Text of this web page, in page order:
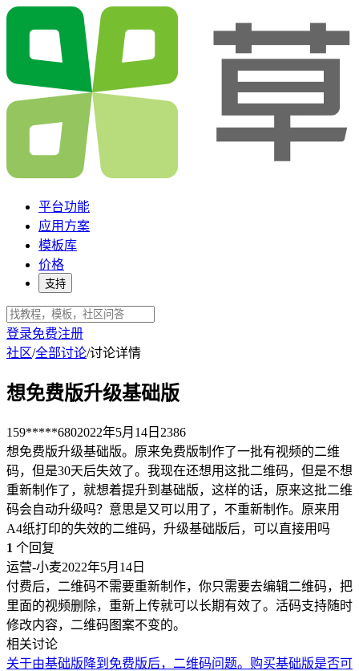
平台功能
应用方案
模板库
价格
支持
登录免费注册
社区/全部讨论/讨论详情
想免费版升级基础版
159*****6802022年5月14日 2386
想免费版升级基础版。原来免费版制作了一批有视频的二维
码，但是30天后失效了。我现在还想用这批二维码，但是不想
重新制作了，就想着提升到基础版，这样的话，原来这批二维
码会自动升级吗？意思是又可以用了，不重新制作。原来用
A4纸打印的失效的二维码，升级基础版后，可以直接用吗
1 个回复
运营-小麦2022年5月14日
付费后，二维码不需要重新制作，你只需要去编辑二维码，把
里面的视频删除，重新上传就可以长期有效了。活码支持随时
修改内容，二维码图案不变的。
相关讨论
关于由基础版降到免费版后，二维码问题。 购买基础版是否可